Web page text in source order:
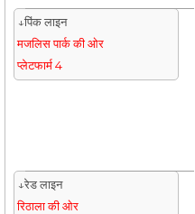
↓पिंक लाइन
मजलिस पार्क की ओर
प्लेटफार्म 4
↓रेड लाइन
रिठाला की ओर